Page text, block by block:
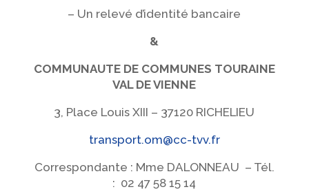
– Un relevé d’identité bancaire
&
COMMUNAUTE DE COMMUNES TOURAINE
VAL DE VIENNE
3, Place Louis XIII – 37120 RICHELIEU
transport.om@cc-tvv.fr
Correspondante : Mme DALONNEAU – Tél.
: 02 47 58 15 14